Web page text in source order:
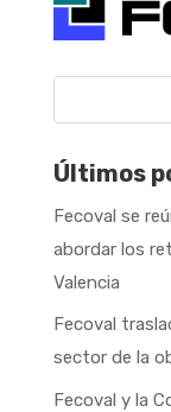
Últimos
Fecoval se
abordar los
Valencia
Fecoval
sector de la
Fecoval y la